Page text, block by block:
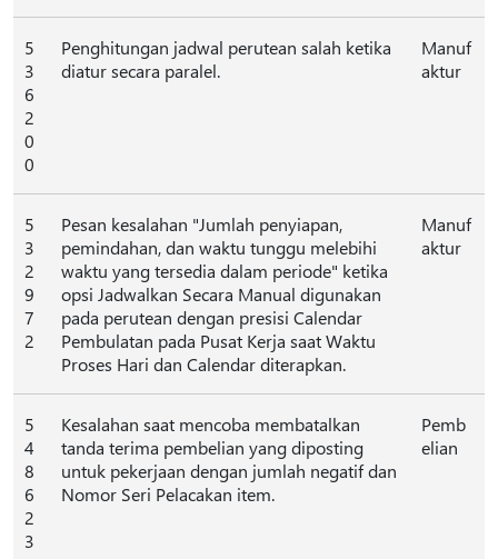
5
3
6
2
0
0
Penghitungan jadwal perutean salah ketika
diatur secara paralel.
Manuf
aktur
5
3
2
9
7
2
Pesan kesalahan "Jumlah penyiapan,
pemindahan, dan waktu tunggu melebihi
waktu yang tersedia dalam periode" ketika
opsi Jadwalkan Secara Manual digunakan
pada perutean dengan presisi Calendar
Pembulatan pada Pusat Kerja saat Waktu
Proses Hari dan Calendar diterapkan.
Manuf
aktur
5
4
8
6
2
3
Kesalahan saat mencoba membatalkan
tanda terima pembelian yang diposting
untuk pekerjaan dengan jumlah negatif dan
Nomor Seri Pelacakan item.
Pemb
elian